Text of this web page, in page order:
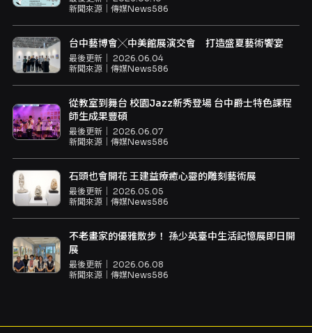
新聞來源｜ 傳媒News586
台中藝博會╳中美館展演交會 打造盛夏藝術饗宴
最後更新｜ 2026.06.04
新聞來源｜ 傳媒News586
從教室到舞台 校園Jazz新秀登場 台中爵士特色課程
師生成果豐碩
最後更新｜ 2026.06.07
新聞來源｜ 傳媒News586
石頭也會開花 王建益療癒心靈的雕刻藝術展
最後更新｜ 2026.05.05
新聞來源｜ 傳媒News586
不老畫家的優雅散步！ 孫少英臺中生活記憶展即日開
展
最後更新｜ 2026.06.08
新聞來源｜ 傳媒News586